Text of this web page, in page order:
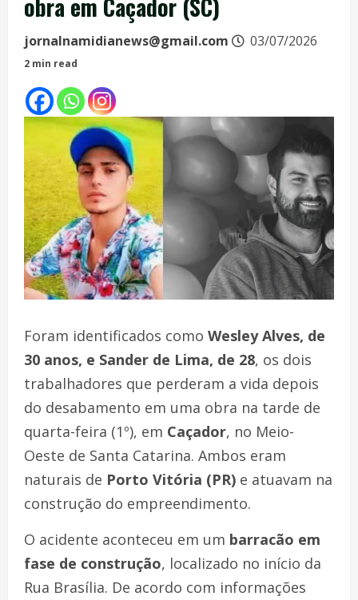
jornalnamidianews@gmail.com 03/07/2026
2 min read
Foram identificados como Wesley Alves, de
30 anos, e Sander de Lima, de 28, os dois
trabalhadores que perderam a vida depois
do desabamento em uma obra na tarde de
quarta-feira (1º), em Caçador, no Meio-
Oeste de Santa Catarina. Ambos eram
naturais de Porto Vitória (PR) e atuavam na
construção do empreendimento.
O acidente aconteceu em um barracão em
fase de construção, localizado no início da
Rua Brasília. De acordo com informações